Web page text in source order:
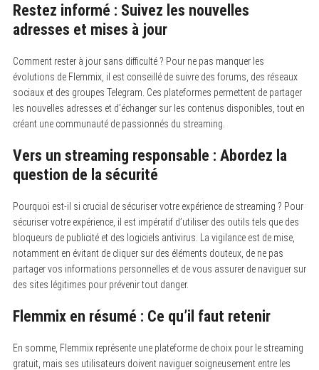
Restez informé : Suivez les nouvelles
adresses et mises à jour
Comment rester à jour sans difficulté ? Pour ne pas manquer les
évolutions de Flemmix, il est conseillé de suivre des forums, des réseaux
sociaux et des groupes Telegram. Ces plateformes permettent de partager
les nouvelles adresses et d’échanger sur les contenus disponibles, tout en
créant une communauté de passionnés du streaming.
Vers un streaming responsable : Abordez la
question de la sécurité
Pourquoi est-il si crucial de sécuriser votre expérience de streaming ? Pour
sécuriser votre expérience, il est impératif d’utiliser des outils tels que des
bloqueurs de publicité et des logiciels antivirus. La vigilance est de mise,
notamment en évitant de cliquer sur des éléments douteux, de ne pas
partager vos informations personnelles et de vous assurer de naviguer sur
des sites légitimes pour prévenir tout danger.
Flemmix en résumé : Ce qu’il faut retenir
En somme, Flemmix représente une plateforme de choix pour le streaming
gratuit, mais ses utilisateurs doivent naviguer soigneusement entre les
S
e
a
h
r
: